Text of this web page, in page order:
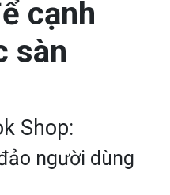
cạnh
sàn
Shop:
người dùng